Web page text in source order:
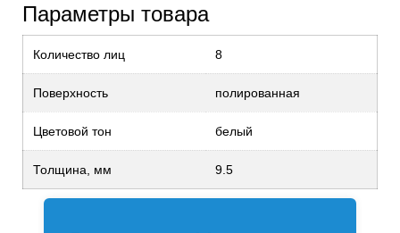
Параметры товара
Количество лиц 8
Поверхность полированная
Цветовой тон белый
Толщина, мм 9.5